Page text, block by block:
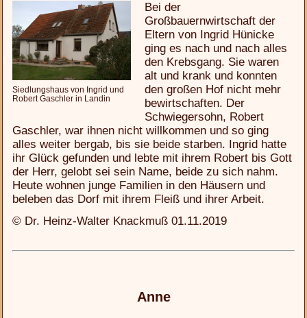
Siedlungshaus von Ingrid und
Robert Gaschler in Landin
Bei der
Großbauernwirtschaft der
Eltern von Ingrid Hünicke
ging es nach und nach alles
den Krebsgang. Sie waren
alt und krank und konnten
den großen Hof nicht mehr
bewirtschaften. Der
Schwiegersohn, Robert
Gaschler, war ihnen nicht willkommen und so ging
alles weiter bergab, bis sie beide starben. Ingrid hatte
ihr Glück gefunden und lebte mit ihrem Robert bis Gott
der Herr, gelobt sei sein Name, beide zu sich nahm.
Heute wohnen junge Familien in den Häusern und
beleben das Dorf mit ihrem Fleiß und ihrer Arbeit.
© Dr. Heinz-Walter Knackmuß 01.11.2019
Anne